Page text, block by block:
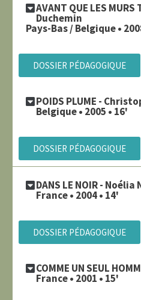
AVANT QUE LES MURS
Duchemin
Pays-Bas / Belgique •
DOSSIER PÉDAGOGIQUE
POIDS PLUME -
Belgique • 2005 • 16'
DOSSIER PÉDAGOGIQUE
DANS LE NOIR -
France • 2004 • 14'
DOSSIER PÉDAGOGIQUE
COMME UN SEUL
France • 2001 • 15'